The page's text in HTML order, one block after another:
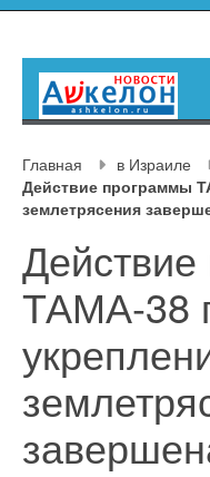
Главная
в Израиле
Действие программы
землетрясения
ТАМА-38